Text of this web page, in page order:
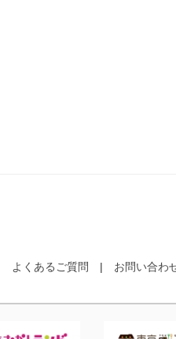
よくあるご質問 お問い合わ